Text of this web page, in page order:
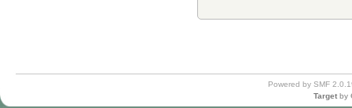
Powered by SMF
Target by